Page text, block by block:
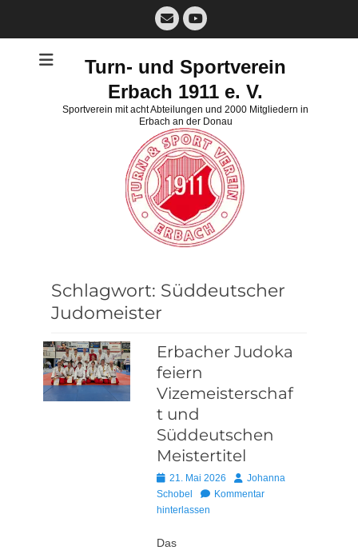
E-
MailYouTube
Turn- und Sportverein
Erbach 1911 e. V.
Sportverein mit acht Abteilungen und 2000 Mitgliedern in
Erbach an der Donau
Schlagwort: Süddeutscher
Judomeister
Erbacher Judoka
feiern
Vizemeisterschaf
t und
Süddeutschen
Meistertitel
Posted
on
21. Mai 2026 AutorJohanna
Schobel
Kommentar
hinterlassen
Das